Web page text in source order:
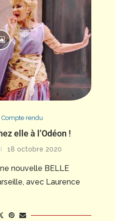
Compte rendu
elle à l’Odéon !
18 octobre 2020
nouvelle BELLE
avec Laurence